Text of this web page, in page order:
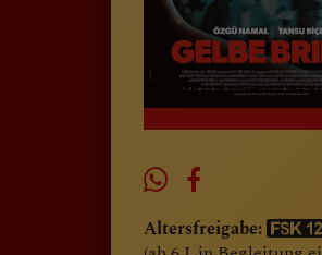
Altersfreigabe: